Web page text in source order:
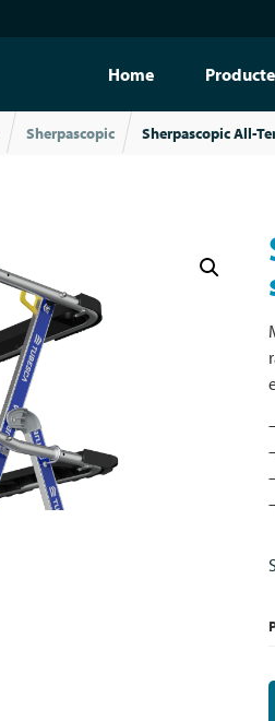
Home
Sherpascopic Sherpascopic All-